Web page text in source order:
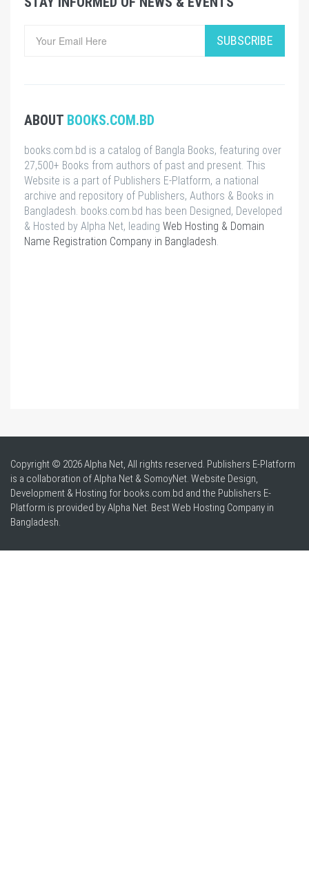
SUBSCRIBE
ABOUT BOOKS.COM.BD
books.com.bd is a catalog of Bangla Books, featuring over
27,500+ Books from authors of past and present. This
Website is a part of Publishers E-Platform, a national
archive and repository of Publishers, Authors & Books in
Bangladesh. books.com.bd has been Designed, Developed
& Hosted by Alpha Net, leading Web Hosting & Domain
Name Registration Company in Bangladesh.
Copyright © 2026 Alpha Net, All rights reserved. Publishers E-Platform
is a collaboration of Alpha Net & SomoyNet. Website Design,
Development & Hosting for books.com.bd and the Publishers E-
Platform is provided by Alpha Net. BestWeb Hosting Company in
Bangladesh.